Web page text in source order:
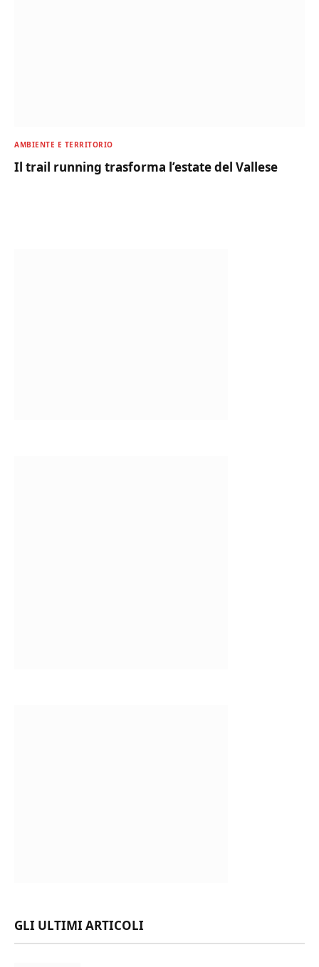
AMBIENTE E TERRITORIO
Il trail running trasforma l’estate del Vallese
GLI ULTIMI ARTICOLI